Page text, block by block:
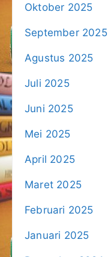
Oktober 2025
September 2025
Agustus 2025
Juli 2025
Juni 2025
Mei 2025
April 2025
Maret 2025
Februari 2025
Januari 2025